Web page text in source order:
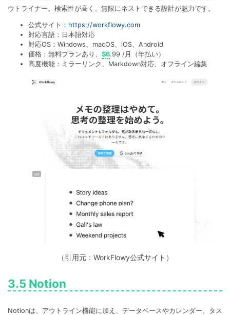
ウトライナー。検索性が高く、無限にネストできる設計が魅力です。
公式サイト： https://workflowy.com
対応言語：日本語対応
対応OS：Windows、macOS、iOS、Android
価格：無料プランあり、 $6.99 /月（年払い）
高度機能：ミラーリンク、Markdown対応、オフライン編集
（引用元：WorkFlowy公式サイト）
3.5 Notion
Notionは、アウトライン機能に加え、データベースやカレンダー、タス